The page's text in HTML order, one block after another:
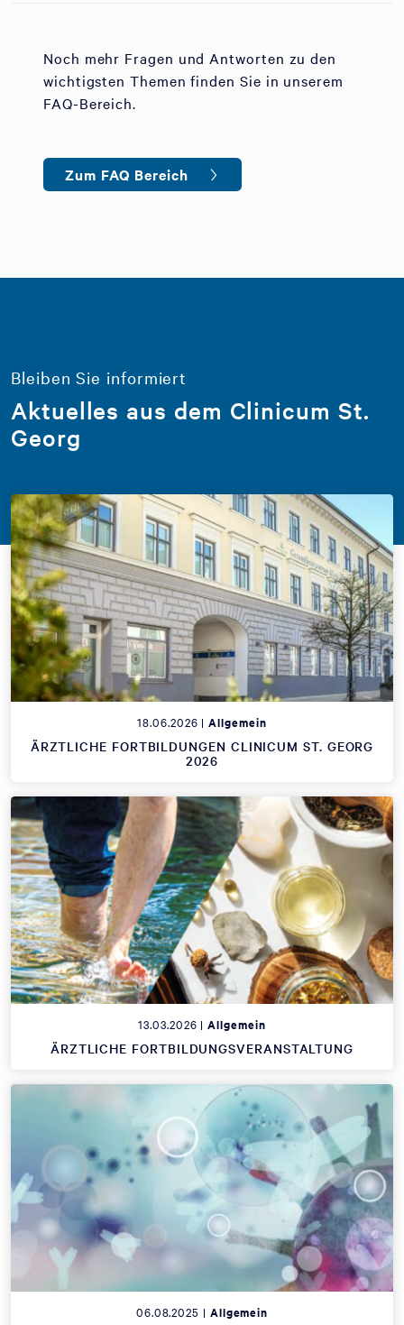
Noch mehr Fragen und Antworten zu den
wichtigsten Themen finden Sie in unserem
FAQ-Bereich.
Zum FAQ Bereich
Bleiben Sie informiert
Aktuelles aus dem Clinicum St.
Georg
18.06.2026 |Allgemein
ÄRZTLICHE FORTBILDUNGEN CLINICUM ST. GEORG
2026
13.03.2026 |Allgemein
ÄRZTLICHE FORTBILDUNGSVERANSTALTUNG
06.08.2025 | Allgemein